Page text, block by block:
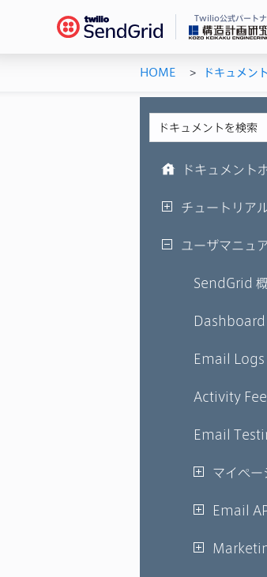
Twilio公式パート
HOME ドキュメント
ドキュメント
チュートリア
ユーザマニュ
SendGrid
Dashboard
Email Logs
Activity
Email
マイペー
Email